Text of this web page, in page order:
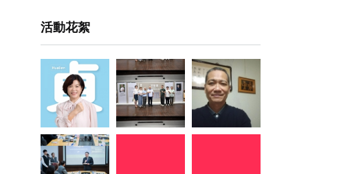
活動花絮